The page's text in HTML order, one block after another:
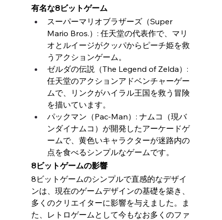
有名な8ビットゲーム
スーパーマリオブラザーズ（Super
Mario Bros.）: 任天堂の代表作で、マリ
オとルイージがクッパからピーチ姫を救
うアクションゲーム。
ゼルダの伝説（The Legend of Zelda）:
任天堂のアクションアドベンチャーゲー
ムで、リンクがハイラル王国を救う冒険
を描いています。
パックマン（Pac-Man）: ナムコ（現バ
ンダイナムコ）が開発したアーケードゲ
ームで、黄色いキャラクターが迷路内の
点を食べるシンプルなゲームです。
8ビットゲームの影響
8ビットゲームのシンプルで直感的なデザイ
ンは、現在のゲームデザインの基礎を築き、
多くのクリエイターに影響を与えました。ま
た、レトロゲームとして今もなお多くのファ